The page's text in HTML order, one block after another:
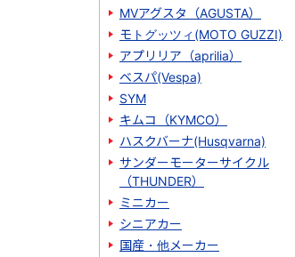
MVアグスタ（AGUSTA）
モトグッツィ(MOTO GUZZI)
アプリリア（aprilia）
ベスパ(Vespa)
SYM
キムコ（KYMCO）
ハスクバーナ(Husqvarna)
サンダーモーターサイクル
（THUNDER）
ミニカー
シニアカー
国産・他メーカー